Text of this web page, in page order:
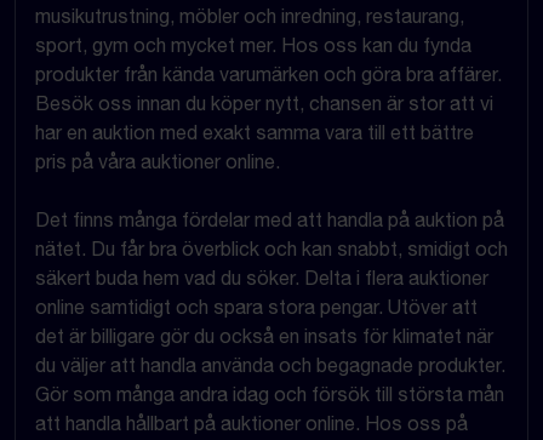
musikutrustning, möbler och inredning, restaurang,
sport, gym och mycket mer. Hos oss kan du fynda
produkter från kända varumärken och göra bra affärer.
Besök oss innan du köper nytt, chansen är stor att vi
har en auktion med exakt samma vara till ett bättre
pris på våra auktioner online.
Det finns många fördelar med att handla på auktion på
nätet. Du får bra överblick och kan snabbt, smidigt och
säkert buda hem vad du söker. Delta i flera auktioner
online samtidigt och spara stora pengar. Utöver att
det är billigare gör du också en insats för klimatet när
du väljer att handla använda och begagnade produkter.
Gör som många andra idag och försök till största mån
att handla hållbart på auktioner online. Hos oss på